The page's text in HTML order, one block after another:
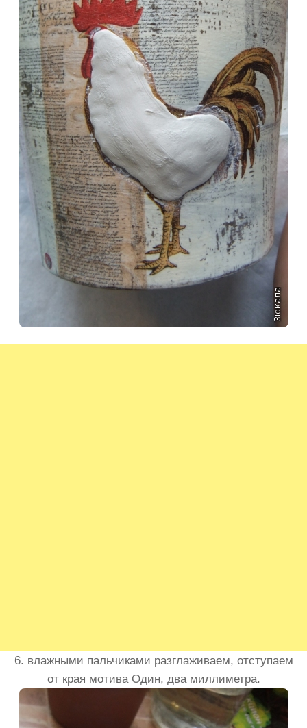
6. влажными пальчиками разглаживаем, отступаем
от края мотива Один, два миллиметра.